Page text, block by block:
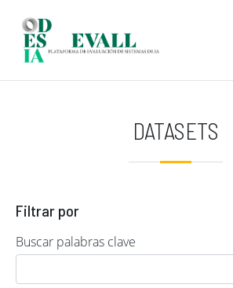
DATASETS
Filtrar por
Buscar palabras clave